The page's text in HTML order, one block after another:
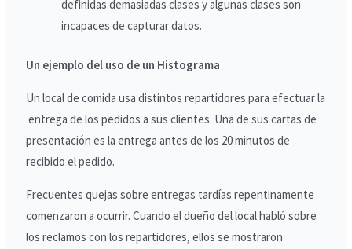
definidas demasiadas clases y algunas clases son
incapaces de capturar datos.
Un ejemplo del uso de un Histograma
Un local de comida usa distintos repartidores para efectuar la
entrega de los pedidos a sus clientes. Una de sus cartas de
presentación es la entrega antes de los 20 minutos de
recibido el pedido.
Frecuentes quejas sobre entregas tardías repentinamente
comenzaron a ocurrir. Cuando el dueño del local habló sobre
los reclamos con los repartidores, ellos se mostraron